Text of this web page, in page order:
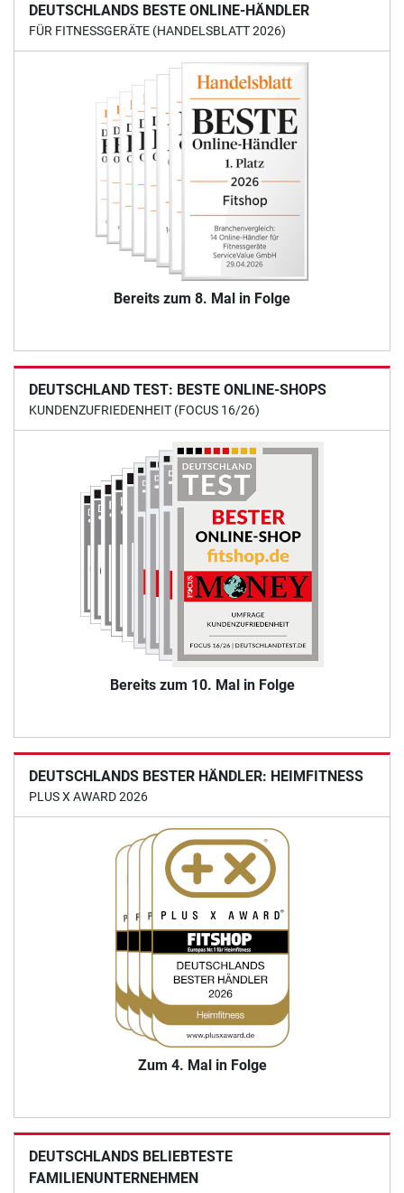
DEUTSCHLANDS BESTE ONLINE-HÄNDLER
FÜR FITNESSGERÄTE (HANDELSBLATT 2026)
Bereits zum 8. Mal in Folge
DEUTSCHLAND TEST: BESTE ONLINE-SHOPS
KUNDENZUFRIEDENHEIT (FOCUS 16/26)
Bereits zum 10. Mal in Folge
DEUTSCHLANDS BESTER HÄNDLER: HEIMFITNESS
PLUS X AWARD 2026
Zum 4. Mal in Folge
DEUTSCHLANDS BELIEBTESTE
FAMILIENUNTERNEHMEN